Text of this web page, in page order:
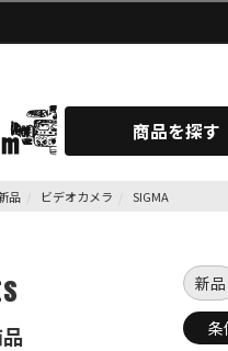
商品を探す
品 ビデオカメラ SIGMA
新品
条